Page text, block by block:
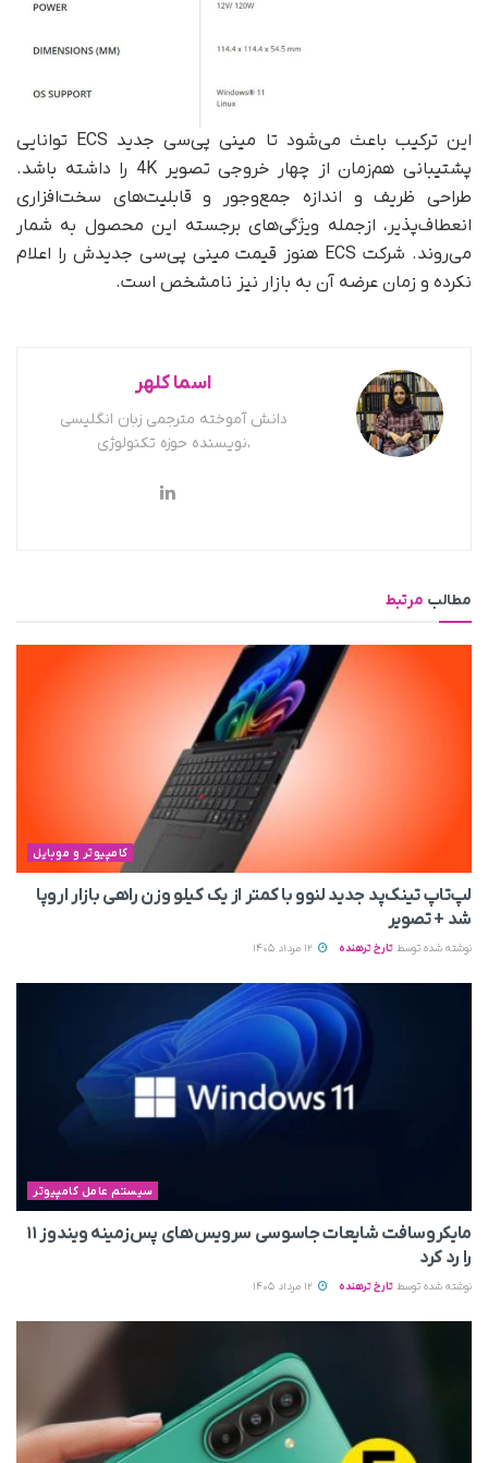
این ترکیب باعث می‌شود تا مینی پی‌سی جدید ECS توانایی
پشتیبانی هم‌زمان از چهار خروجی تصویر 4K را داشته باشد.
طراحی ظریف و اندازه جمع‌وجور و قابلیت‌های سخت‌افزاری
انعطاف‌پذیر، ازجمله ویژگی‌های برجسته این محصول به شمار
می‌روند. شرکت ECS هنوز قیمت مینی پی‌سی جدیدش را اعلام
نکرده و زمان عرضه آن به بازار نیز نامشخص است.
اسما کلهر
دانش آموخته مترجمی زبان انگلیسی
،نویسنده حوزه تکنولوژی
مطالب مرتبط
کامپیوتر و موبایل
لپ‌تاپ تینک‌پد جدید لنوو با کمتر از یک کیلو وزن راهی بازار اروپا
شد + تصویر
نوشته شده توسط تارخ ترهنده
سیستم عامل کامپیوتر
مایکروسافت شایعات جاسوسی سرویس‌های پس‌زمینه ویندوز ۱۱
را رد کرد
نوشته شده توسط تارخ ترهنده